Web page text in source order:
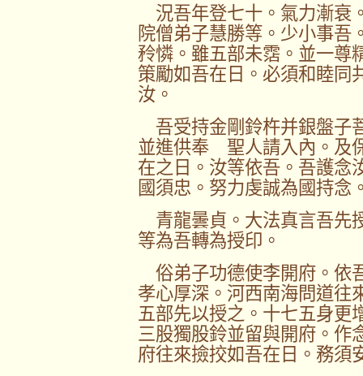
況吾年登七十。氣力漸衰
院僧弟子慧勝等。少小事吾
矝憐。雖五部未霑。並一尊
策勵如吾在日。必須和睦同
汝。
吾受持金剛鈴杵并銀盤子
並進供奉 聖人請入內。及
在之日。汝等依吾。吾護念
國須忠。努力虔誠為國持念
青龍曇貞。大法真言吾先
等為吾轉為授印。
俗弟子功德使李開府。依
孝心厚深。河西南海問道往
五部先以授之。十七五身更
三股獨股鈴並留與開府。作
府往來撿挍如吾在日。務須